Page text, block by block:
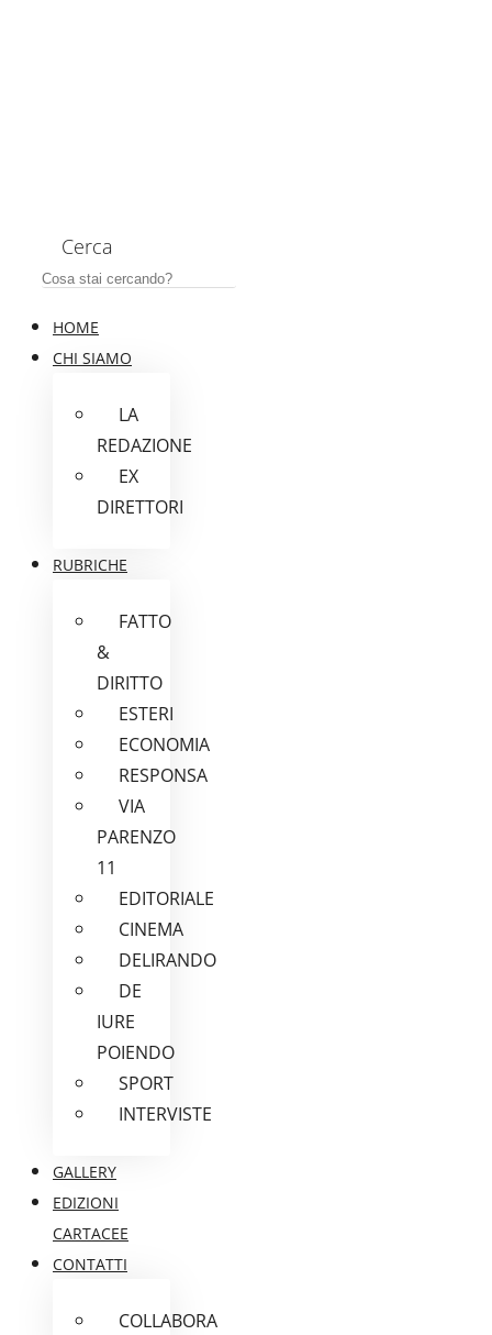
Cerca
HOME
CHI SIAMO
LA
REDAZIONE
EX
DIRETTORI
RUBRICHE
FATTO
&
DIRITTO
ESTERI
ECONOMIA
RESPONSA
VIA
PARENZO
11
EDITORIALE
CINEMA
DELIRANDO
DE
IURE
POIENDO
SPORT
INTERVISTE
GALLERY
EDIZIONI
CARTACEE
CONTATTI
COLLABORA